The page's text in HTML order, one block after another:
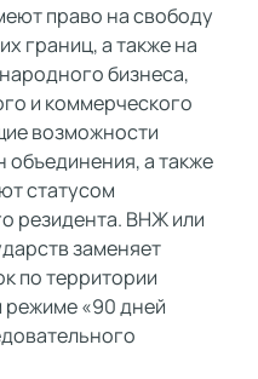
право на свободу
границ, а также на
бизнеса,
и коммерческого
возможности
объединения, а также
статусом
резидента. ВНЖ или
заменяет
по территории
«90 дней